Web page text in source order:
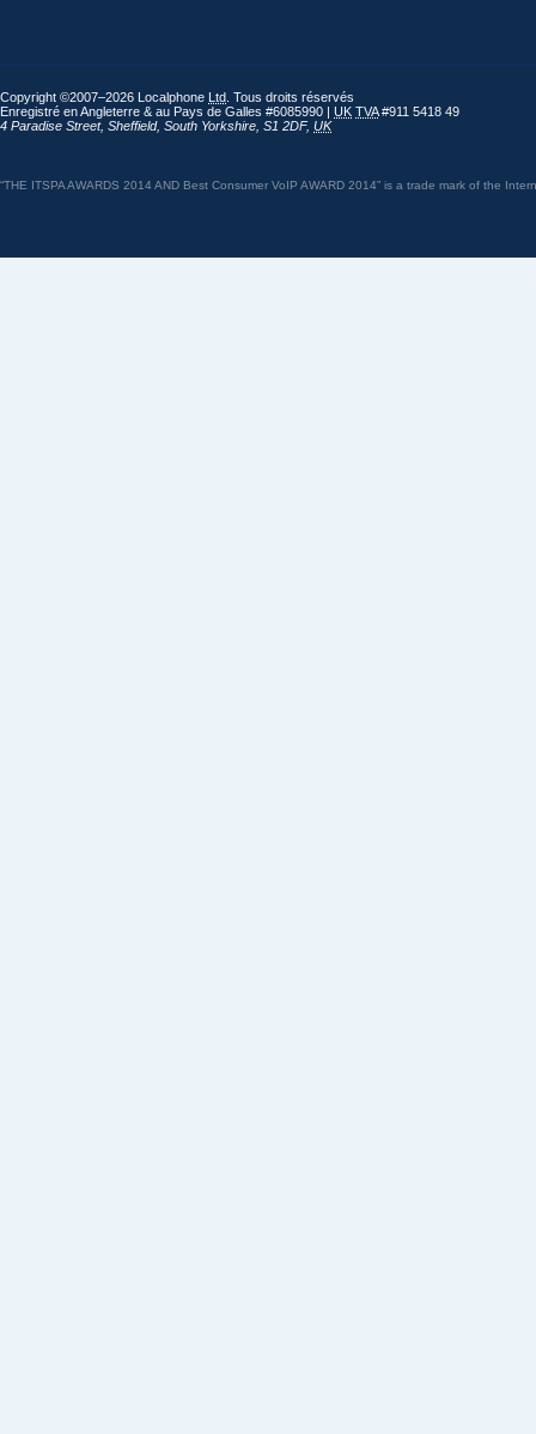
Copyright ©2007–2026 Localphone Ltd . Tous droits réservés
Enregistré en Angleterre & au Pays de Galles #6085990 | UK TVA#911 5418 49
4 Paradise Street, Sheffield, South Yorkshire S1 2DF, UK
“THE ITSPA AWARDS 2014 AND Best Consumer VoIP AWARD 2014” is a trade mark of the